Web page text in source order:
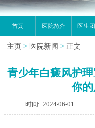
首页 医院简介 医生
主页 > 医院新闻 > 正文
青少年白癜风护
你的
时间: 2024-06-01